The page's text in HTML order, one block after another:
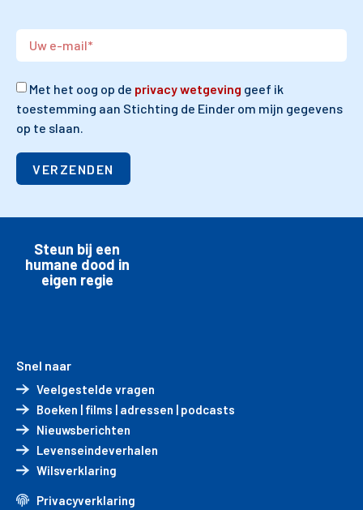
Met het oog op de privacy wetgeving geef ik
toestemming aan Stichting de Einder om mijn gegevens
op te slaan.
VERZENDEN
Steun bij een
humane dood in
eigen regie
Snel naar
Veelgestelde vragen
Boeken | films | adressen | podcasts
Nieuwsberichten
Levenseindeverhalen
Wilsverklaring
Privacyverklaring